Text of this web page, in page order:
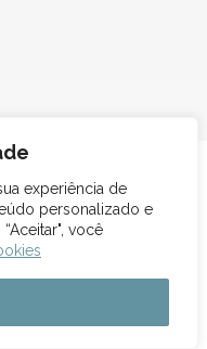
experiência de
personalizado e
você